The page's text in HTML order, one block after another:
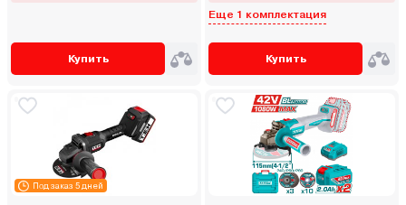
Купить
Еще 1 комплектация
Купить
Под заказ 5 дней